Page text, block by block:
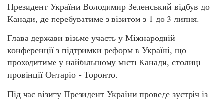
Президент України Володимир Зеленський відбув до
Канади, де перебуватиме з візитом з 1 до 3 липня.
Глава держави візьме участь у Міжнародній
конференції з підтримки реформ в Україні, що
проходитиме у найбільшому місті Канади, столиці
провінції Онтаріо - Торонто.
Під час візиту Президент України проведе зустріч із